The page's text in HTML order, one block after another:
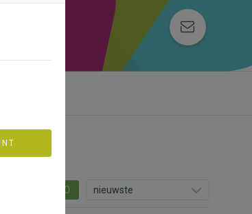
0 nieuwste